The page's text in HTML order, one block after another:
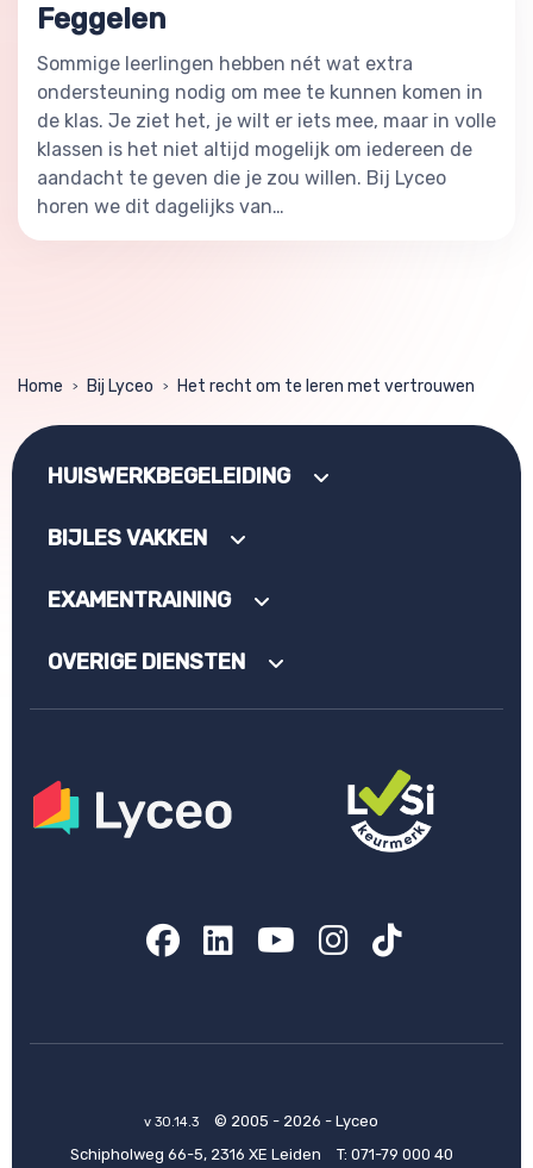
Feggelen
Sommige leerlingen hebben nét wat extra
ondersteuning nodig om mee te kunnen komen in
de klas. Je ziet het, je wilt er iets mee, maar in volle
klassen is het niet altijd mogelijk om iedereen de
aandacht te geven die je zou willen. Bij Lyceo
horen we dit dagelijks van…
Home > Bij Lyceo > Het recht om te leren met vertrouwen
HUISWERKBEGELEIDING
BIJLES VAKKEN
EXAMENTRAINING
OVERIGE DIENSTEN
Facebook
LinkedIn
YouTube
Instagram
TikTok
v 30.14.3
© 2005 - 2026 - Lyceo
Schipholweg 66-5, 2316 XE Leiden
T: 071-79 000 40